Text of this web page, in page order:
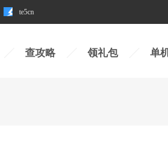
te5cn
查攻略 领礼包 单